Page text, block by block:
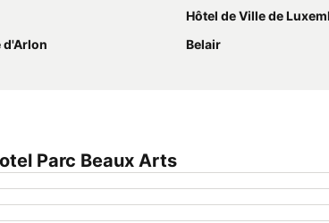
Hôtel de Ville de
d'Arlon
Belair
Parc Beaux Arts